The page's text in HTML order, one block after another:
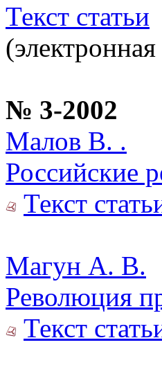
Текст статьи
№ 3-2002
Малов В. .
Российские
Текст
Магун А. В.
Революция
Текст